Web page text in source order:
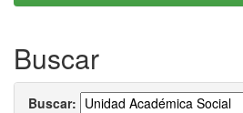
Buscar
Buscar: